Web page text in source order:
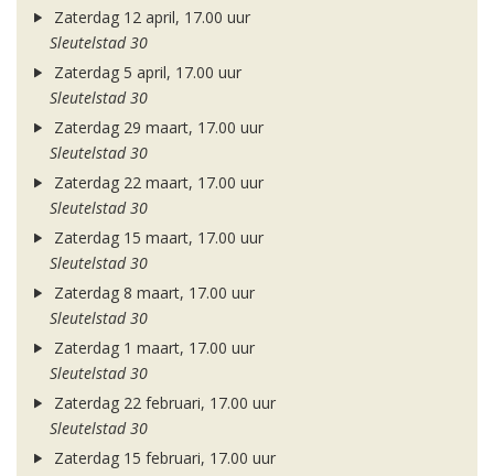
Zaterdag 12 april, 17.00 uur
Sleutelstad 30
Zaterdag 5 april, 17.00 uur
Sleutelstad 30
Zaterdag 29 maart, 17.00 uur
Sleutelstad 30
Zaterdag 22 maart, 17.00 uur
Sleutelstad 30
Zaterdag 15 maart, 17.00 uur
Sleutelstad 30
Zaterdag 8 maart, 17.00 uur
Sleutelstad 30
Zaterdag 1 maart, 17.00 uur
Sleutelstad 30
Zaterdag 22 februari, 17.00 uur
Sleutelstad 30
Zaterdag 15 februari, 17.00 uur